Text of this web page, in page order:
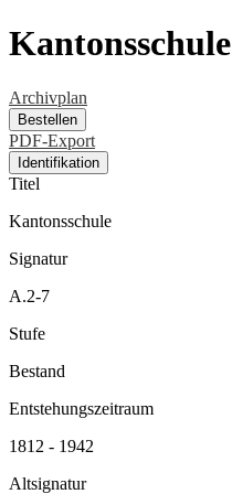
Kantonsschule
Archivplan
Bestellen
PDF-Export
Identifikation
Titel
Kantonsschule
Signatur
A.2-7
Stufe
Bestand
Entstehungszeitraum
1812 - 1942
Altsignatur